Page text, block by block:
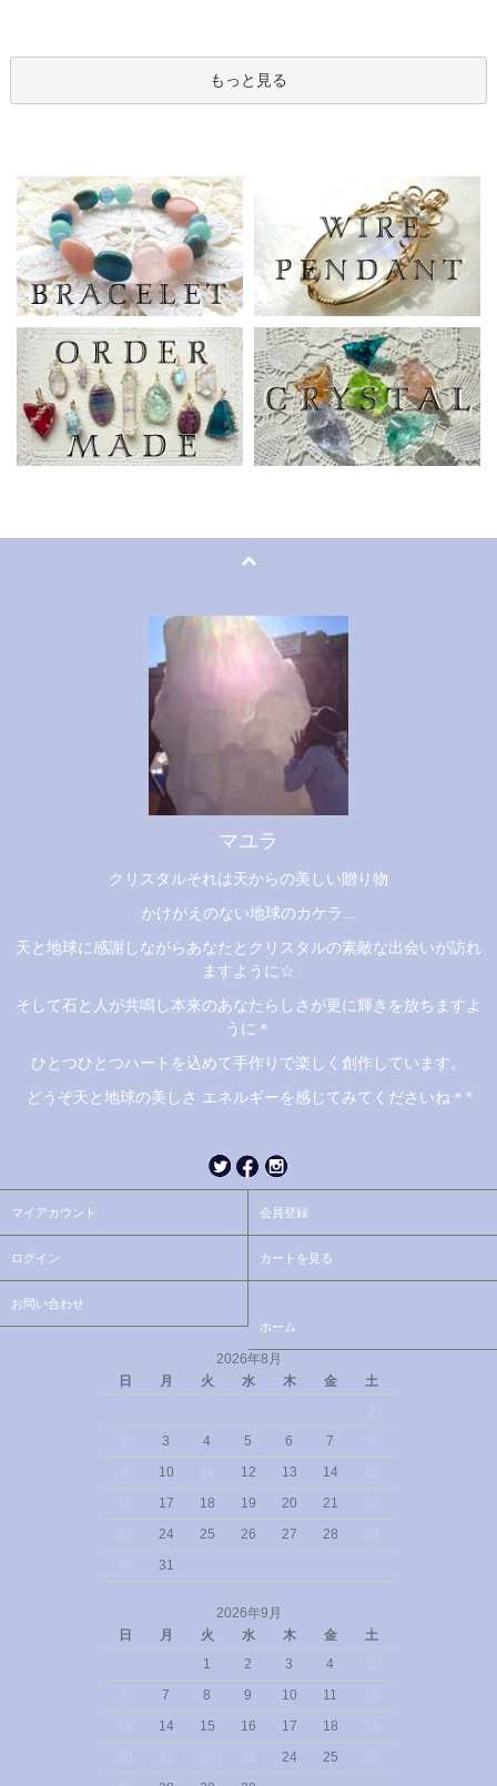
もっと見る
マユラ
クリスタルそれは天からの美しい贈り物
かけがえのない地球のカケラ...
天と地球に感謝しながらあなたとクリスタルの素敵な出会いが訪れ
ますように☆
そして石と人が共鳴し本来のあなたらしさが更に輝きを放ちますよ
うに＊
ひとつひとつハートを込めて手作りで楽しく創作しています。
どうぞ天と地球の美しさ エネルギーを感じてみてくださいね＊*
マイアカウント 会員登録
ログイン カートを見る
お問い合わせ
ホーム
2026年8月
日
月 火 水 木 金
土
3 4 5 6 7
10 12 13 14
17 18 19 20 21
24 25 26 27 28
31
2026年9月
日
月 火 水 木 金
土
1
2 3 4
7 8 9 10 11
14 15 16 17 18
24 25